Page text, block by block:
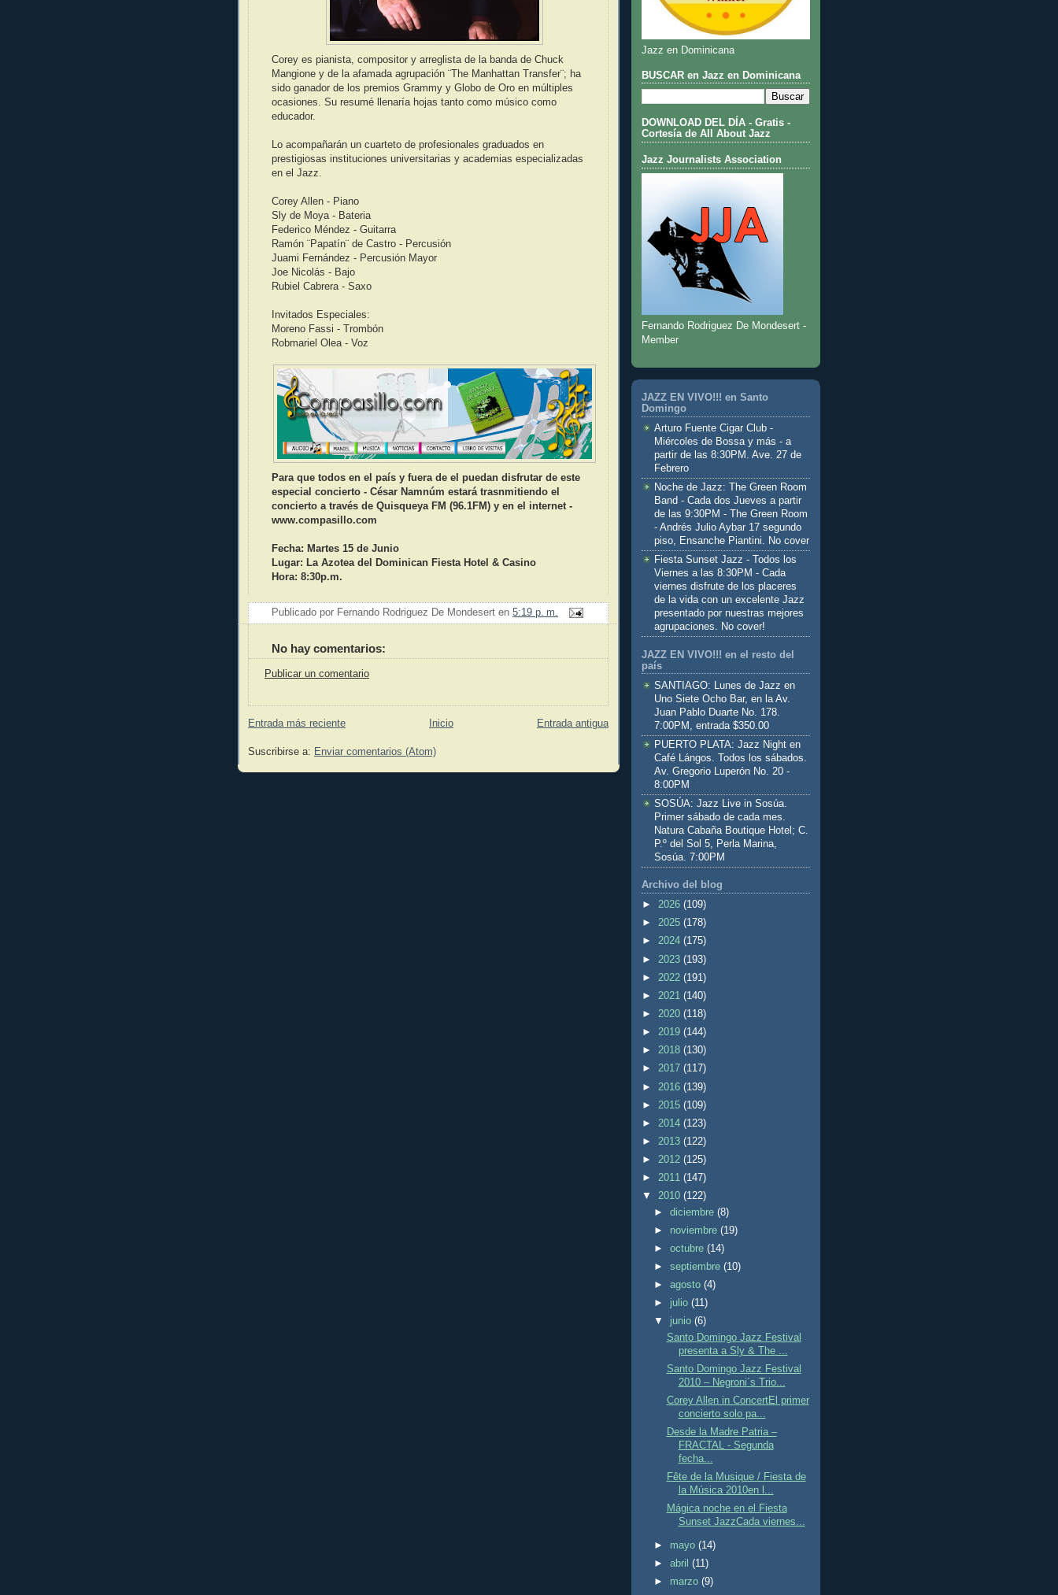
Corey es pianista, compositor y arreglista de la banda de Chuck
Mangione y de la afamada agrupación ¨The Manhattan Transfer¨; ha
sido ganador de los premios Grammy y Globo de Oro en múltiples
ocasiones. Su resumé llenaría hojas tanto como músico como
educador.
Lo acompañarán un cuarteto de profesionales graduados en
prestigiosas instituciones universitarias y academias especializadas
en el Jazz.
Corey Allen - Piano
Sly de Moya - Bateria
Federico Méndez - Guitarra
Ramón ¨Papatín¨ de Castro - Percusión
Juami Fernández - Percusión Mayor
Joe Nicolás - Bajo
Rubiel Cabrera - Saxo
Invitados Especiales:
Moreno Fassi - Trombón
Robmariel Olea - Voz
Para que todos en el país y fuera de el puedan disfrutar de este
especial concierto - César Namnúm estará trasnmitiendo el
concierto a través de Quisqueya FM (96.1FM) y en el internet -
www.compasillo.com
Fecha: Martes 15 de Junio
Lugar: La Azotea del Dominican Fiesta Hotel & Casino
Hora: 8:30p.m.
Publicado por Fernando Rodriguez De Mondesert en 5:19 p. m.
No hay comentarios:
Publicar un comentario
Entrada más reciente Entrada antigua
Inicio
Suscribirse a: Enviar comentarios (Atom)
Jazz en Dominicana
BUSCAR en Jazz en Dominicana
DOWNLOAD DEL DÍA - Gratis -
Cortesía de All About Jazz
Jazz Journalists Association
Fernando Rodriguez De Mondesert -
Member
JAZZ EN VIVO!!! en Santo
Domingo
Arturo Fuente Cigar Club -
Miércoles de Bossa y más - a
partir de las 8:30PM. Ave. 27 de
Febrero
Noche de Jazz: The Green Room
Band - Cada dos Jueves a partir
de las 9:30PM - The Green Room
- Andrés Julio Aybar 17 segundo
piso, Ensanche Piantini. No cover
Fiesta Sunset Jazz - Todos los
Viernes a las 8:30PM - Cada
viernes disfrute de los placeres
de la vida con un excelente Jazz
presentado por nuestras mejores
agrupaciones. No cover!
JAZZ EN VIVO!!! en el resto del
país
SANTIAGO: Lunes de Jazz en
Uno Siete Ocho Bar, en la Av.
Juan Pablo Duarte No. 178.
7:00PM, entrada $350.00
PUERTO PLATA: Jazz Night en
Café Lángos. Todos los sábados.
Av. Gregorio Luperón No. 20 -
8:00PM
SOSÚA: Jazz Live in Sosúa.
Primer sábado de cada mes.
Natura Cabaña Boutique Hotel; C.
P.º del Sol 5, Perla Marina,
Sosúa. 7:00PM
Archivo del blog
► 2026 (109)
► 2025 (178)
► 2024 (175)
► 2023 (193)
► 2022 (191)
► 2021 (140)
► 2020 (118)
► 2019 (144)
► 2018 (130)
► 2017 (117)
► 2016 (139)
► 2015 (109)
► 2014 (123)
► 2013 (122)
► 2012 (125)
► 2011 (147)
▼ 2010 (122)
►diciembre(8)
► noviembre(19)
►octubre(14)
►septiembre(10)
►agosto(4)
► julio(11)
▼ junio(6)
Santo Domingo Jazz Festival
presenta a Sly & The ...
Santo Domingo Jazz Festival
2010 – Negroni´s Trio...
Corey Allen in ConcertEl primer
concierto solo pa...
Desde la Madre Patria –
FRACTAL - Segunda
fecha...
Fête de la Musique / Fiesta de
la Música 2010en l...
Mágica noche en el Fiesta
Sunset JazzCada viernes...
► mayo(14)
►abril(11)
► marzo(9)